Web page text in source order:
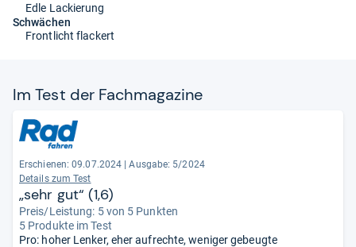
Edle Lackierung
Schwächen
Frontlicht flackert
Im Test der Fach­ma­ga­zine
Erschienen: 09.07.2024 | Ausgabe: 5/2024
Details zum Test
„sehr gut“ (1,6)
Preis/Leistung: 5 von 5 Punkten
5 Produkte im Test
Pro: hoher Lenker, eher aufrechte, weniger gebeugte